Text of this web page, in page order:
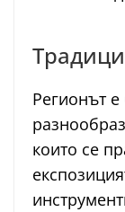
Регионът е
които се